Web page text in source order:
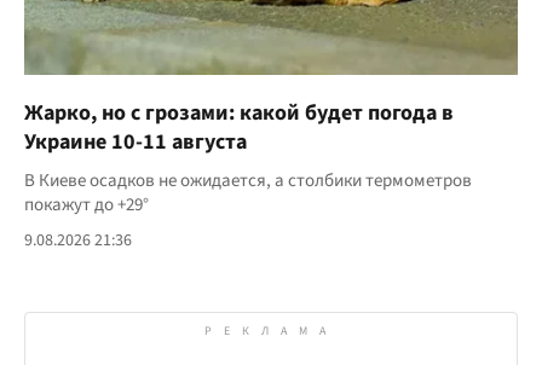
Жарко, но с грозами: какой будет погода в
Украине 10-11 августа
В Киеве осадков не ожидается, а столбики термометров
покажут до +29°
9.08.2026 21:36